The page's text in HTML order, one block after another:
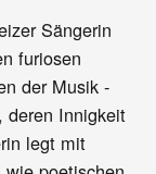
Sängerin
furiosen
der Musik -
deren Innigkeit
legt mit